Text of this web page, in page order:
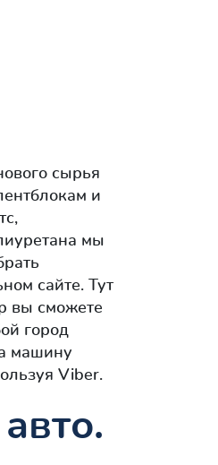
сырья
и
мы
сайте. Тут
вы сможете
город
машину
Viber.